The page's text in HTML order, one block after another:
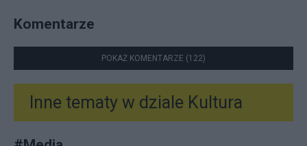
Komentarze
POKAŻ KOMENTARZE (122)
Inne tematy w dziale Kultura